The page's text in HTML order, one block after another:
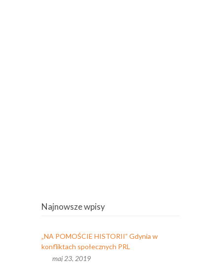
Najnowsze wpisy
„NA POMOŚCIE HISTORII” Gdynia w
konfliktach społecznych PRL
maj 23, 2019